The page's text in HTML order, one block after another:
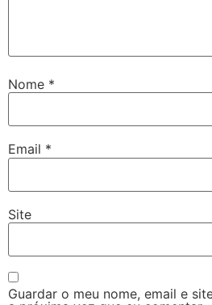
Nome *
Email *
Site
Guardar o meu nome, email e